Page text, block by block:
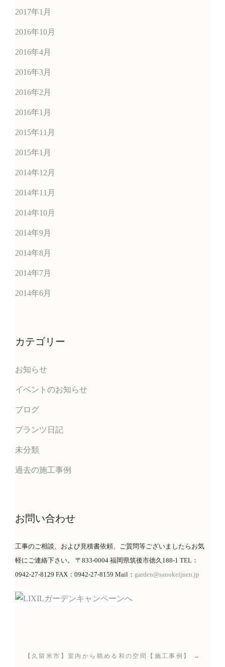
2017年1月
2016年10月
2016年4月
2016年3月
2016年2月
2016年1月
2015年11月
2015年1月
2014年12月
2014年11月
2014年10月
2014年9月
2014年8月
2014年7月
2014年6月
カテゴリー
お知らせ
イベントのお知らせ
ブログ
プランツ日記
未分類
過去の施工事例
お問い合わせ
工事のご相談、および見積書依頼、ご質問等ございましたらお気
軽にご連絡下さい。 〒833-0004 福岡県筑後市徳久188-1 TEL：
0942-27-8129 FAX：0942-27-8159 Mail： garden@sanokeijuen.jp
【久留米市】室内から眺める和の空間【施工事例】 →